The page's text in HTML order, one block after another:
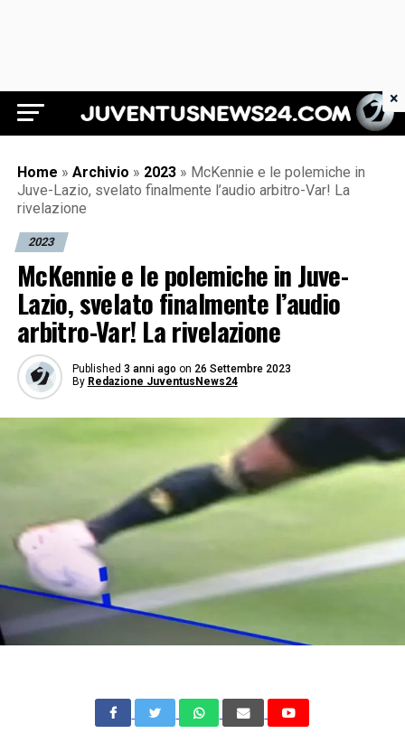
Juventus News 24
Home » Archivio » 2023 » McKennie e le polemiche in
Juve-Lazio, svelato finalmente l’audio arbitro-Var! La
rivelazione
2023
McKennie e le polemiche in Juve-
Lazio, svelato finalmente l’audio
arbitro-Var! La rivelazione
Published 3 anni ago on 26 Settembre 2023
By Redazione JuventusNews24
×